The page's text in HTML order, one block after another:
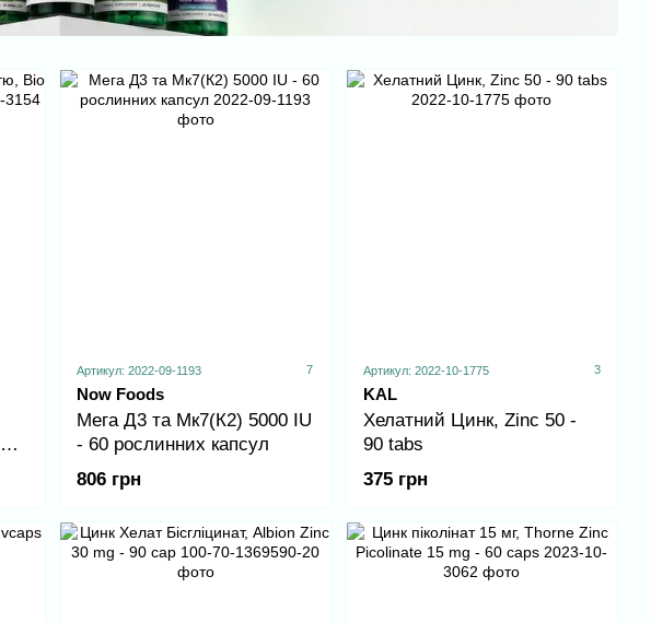
Артикул: 2022-09-1193 7
Now Foods
Мега Д3 та Мк7(К2) 5000 IU
- 60 рослинних капсул
806 грн
Артикул: 2022-10-1775 3
KAL
Хелатний Цинк, Zinc 50 -
90 tabs
375 грн